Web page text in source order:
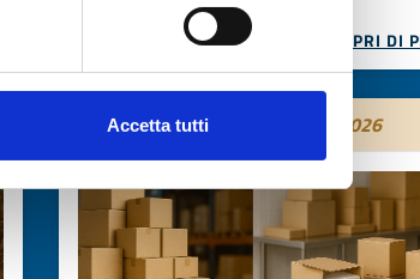
Accetta tutti
SCOPRI DI
Scade il 04 novembre 2026